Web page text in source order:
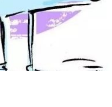
Eleição para Diretoria
Executiva e Conselho
SINDISAN acontece até
24
21 de julho de 2026
Duas chapas inscritas
eleição do SINDISAN;